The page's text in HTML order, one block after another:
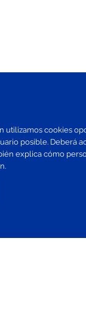
cookies
posible. Deberá
explica cómo